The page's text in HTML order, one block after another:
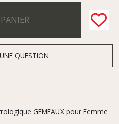
QUESTION
GEMEAUX pour Femme